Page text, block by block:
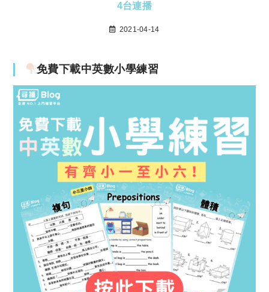
4台連播
2021-04-14
免費下載中英數小學練習